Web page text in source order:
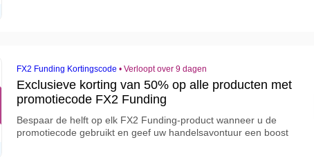
FX2 Funding Kortingscode • Verloopt over 9 dagen
Exclusieve korting van 50% op alle producten met
promotiecode FX2 Funding
Bespaar de helft op elk FX2 Funding-product wanneer u de
promotiecode gebruikt en geef uw handelsavontuur een boost